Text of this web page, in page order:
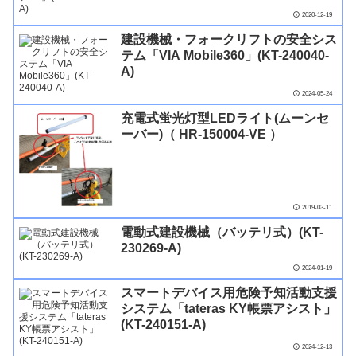
2020-12-19
建設機械・フォークリフトの安全シス
テム「VIA Mobile360」(KT-240040-
A)
2024-05-24
充電式蛍光灯型LEDライト(ムーンセ
ーバー)（ HR-150004-VE ）
2019-03-11
電動式建設機械（バッテリ式）(KT-
230269-A)
2024-01-19
スマートデバイス用危険予知活動支援
システム「tateras KY帳票アシスト」
(KT-240151-A)
2024-12-13